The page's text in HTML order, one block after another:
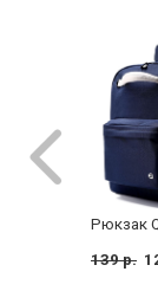
Рюкзак
139 р.